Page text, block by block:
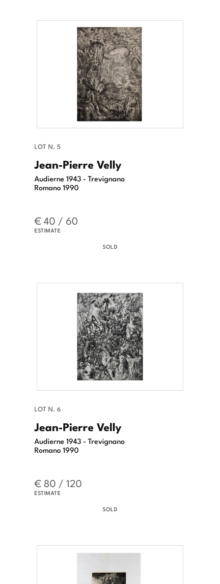
LOT N. 5
Jean-Pierre Velly
Audierne 1943 - Trevignano
Romano 1990
€ 40 / 60
ESTIMATE
SOLD
LOT N. 6
Jean-Pierre Velly
Audierne 1943 - Trevignano
Romano 1990
€ 80 / 120
ESTIMATE
SOLD